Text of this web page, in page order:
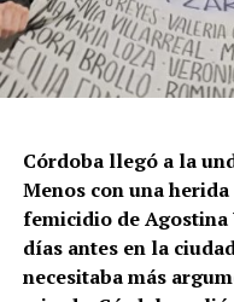
Córdoba llegó a la
Menos con una
femicidio de Agostina
días antes en la
necesitaba más